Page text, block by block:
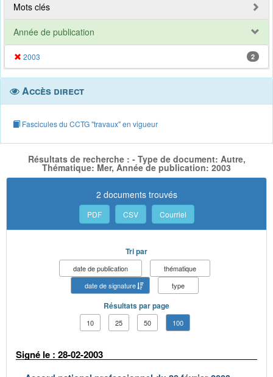
Mots clés
Année de publication
2003 2
Accès direct
Fascicules du CCTG "travaux" en vigueur
Résultats de recherche : - Type de document: Autre,
Thématique: Mer, Année de publication: 2003
2 documents trouvés
PDF CSV Courriel
Tri par
date de publication
thématique
date de signature
type
Résultats par page
10 25 50 100
Signé le : 28-02-2003